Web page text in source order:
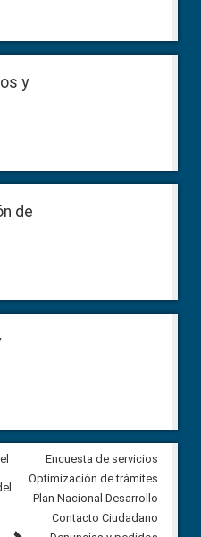
y
de
Veeduría Ciudadana para
construcción del asfaltado de
Ballenita del cantón Santa
Encuesta de servicios
Optimización de trámites
Plan Nacional Desarrollo
Contacto Ciudadano